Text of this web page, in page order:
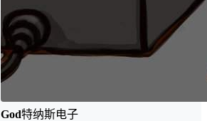
God特纳斯电子